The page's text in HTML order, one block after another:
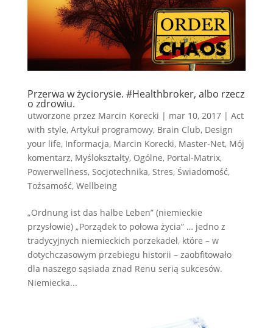
Przerwa w życiorysie. #Healthbroker, albo rzecz
o zdrowiu.
utworzone przez Marcin Korecki | mar 10, 2017| Act
with style, Artykuł programowy, Brain Club, Design
your life, Informacja, Marcin Korecki, Master-Net, Mój
komentarz, Myślokształty, Ogólne, Portal-Matrix,
Powerwellness, Socjotechnika, Stres, Świadomość,
Tożsamość, Wellbeing
„Ordnung ist das halbe Leben” (niemieckie
przysłowie) „Porządek to połowa życia” … jedno z
tradycyjnych niemieckich porzekadeł, które – w
dotychczasowym przebiegu historii – zaobfitowało
dla naszego sąsiada znad Renu serią sukcesów.
Niemiecka...